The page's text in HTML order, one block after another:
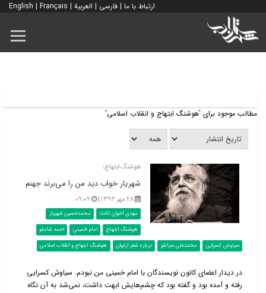
ارتباط با ما | فارسی | العربية |
English | Français
مطالب موجود برای 'هوشنگ ابتهاج و انقلاب اسلامی'
هوشنگ ابتهاج:
شهریار خواب دید من را می‌برند جهنم
۲۸ مهر ۱۳۹۲ | ۰۹:۰۹
مهدی اخوان ثالث
محمدحسین شهریار
هوشنگ ابتهاج
امام خمینی
احمد شاملو
سیاوش کسرایی
محمدعلی سپانلو درباره شعر ارغوان هوشنگ ابتهاج و انقلاب اسلامی
در دیدار اعضای کانون نویسندگان با امام خمینی من نبودم. سیاوش کسرایی
رفته و آمده بود و گفته بود که چشم‌هایش ابهت داشت، نمی‌شد به آن نگاه